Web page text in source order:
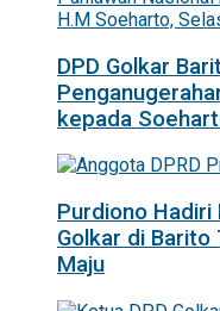
DPD Golkar
kepada
Purdiono Hadiri
Golkar di Barito
Maju